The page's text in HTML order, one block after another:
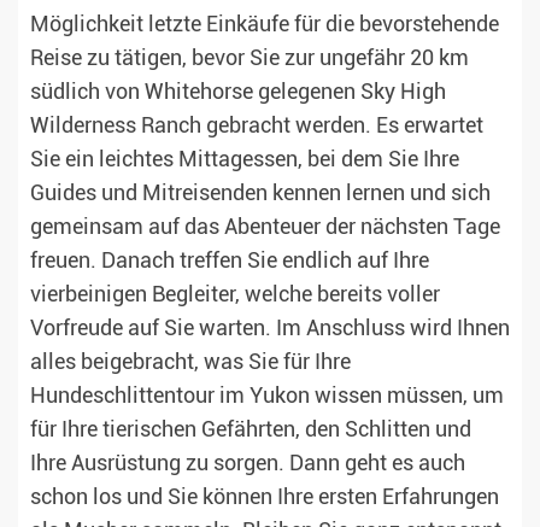
Möglichkeit letzte Einkäufe für die bevorstehende
Reise zu tätigen, bevor Sie zur ungefähr 20 km
südlich von Whitehorse gelegenen Sky High
Wilderness Ranch gebracht werden. Es erwartet
Sie ein leichtes Mittagessen, bei dem Sie Ihre
Guides und Mitreisenden kennen lernen und sich
gemeinsam auf das Abenteuer der nächsten Tage
freuen. Danach treffen Sie endlich auf Ihre
vierbeinigen Begleiter, welche bereits voller
Vorfreude auf Sie warten. Im Anschluss wird Ihnen
alles beigebracht, was Sie für Ihre
Hundeschlittentour im Yukon wissen müssen, um
für Ihre tierischen Gefährten, den Schlitten und
Ihre Ausrüstung zu sorgen. Dann geht es auch
schon los und Sie können Ihre ersten Erfahrungen